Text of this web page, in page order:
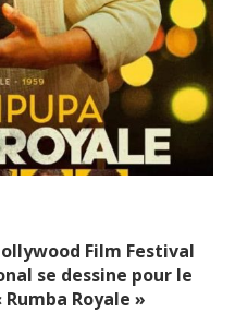
Film Festival
se dessine pour le
Royale »